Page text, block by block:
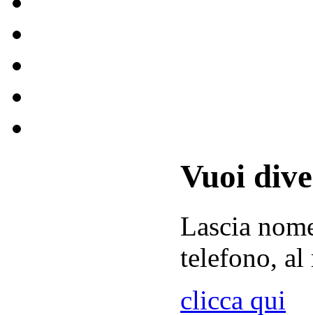
Vuoi
Lascia
telefono, al
clicca qui